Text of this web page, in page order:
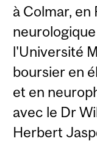
à Colmar,
l'Université
boursier en
et en
avec le Dr
Herbert